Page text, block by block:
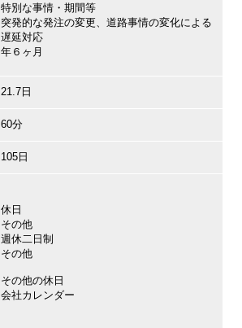
特別な事情・期間等
突発的な発注の変更、道路事情の変化による
遅延対応
年６ヶ月
21.7日
60分
105日
休日
その他
週休二日制
その他
その他の休日
会社カレンダー